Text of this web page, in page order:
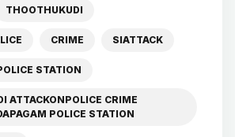
THOOTHUKUDI
CRIME SIATTACK
STATION
ATTACKONPOLICE CRIME
POLICE STATION